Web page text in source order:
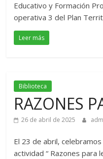
Educativo y Formación
operativa 3 del Plan
Leer más
Biblioteca
RAZONES
26 de abril de 2025
El 23 de abril,
actividad “ Razones para